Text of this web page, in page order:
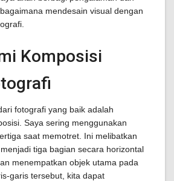
mendesain visual dengan
Komposisi
fotografi yang baik adalah
Saya sering menggunakan
saat memotret. Ini melibatkan
tiga bagian secara horizontal
menempatkan objek utama pada
garis tersebut, kita dapat